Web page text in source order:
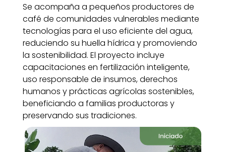
Se acompaña a pequeños productores de
café de comunidades vulnerables mediante
tecnologías para el uso eficiente del agua,
reduciendo su huella hídrica y promoviendo
la sostenibilidad. El proyecto incluye
capacitaciones en fertilización inteligente,
uso responsable de insumos, derechos
humanos y prácticas agrícolas sostenibles,
beneficiando a familias productoras y
preservando sus tradiciones.